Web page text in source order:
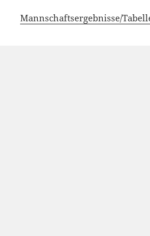
Mannschaftsergebnisse/